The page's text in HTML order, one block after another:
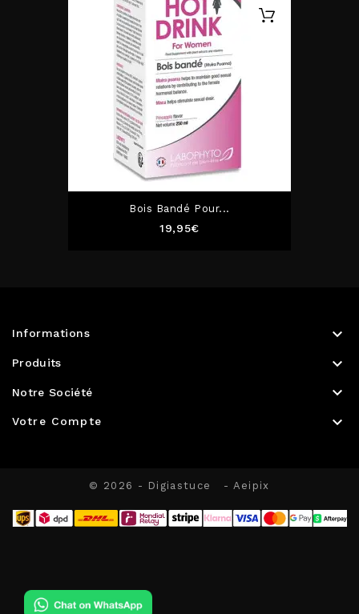
Bois Bandé Pour...
19,95€Prix
Informations 
Produits 
Notre Société 
Votre Compte 
© 2026 - Digiastuce - Aeipix